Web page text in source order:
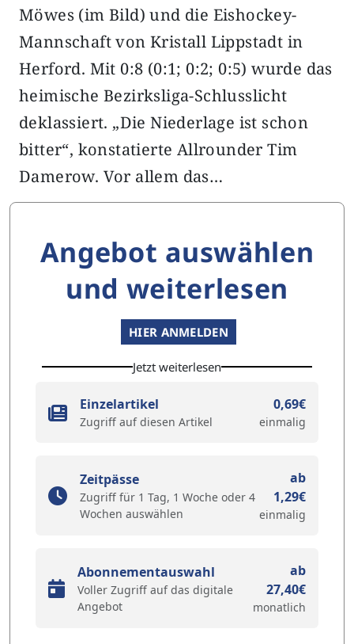
Möwes (im Bild) und die Eishockey-
Mannschaft von Kristall Lippstadt in
Herford. Mit 0:8 (0:1; 0:2; 0:5) wurde das
heimische Bezirksliga-Schlusslicht
deklassiert. „Die Niederlage ist schon
bitter“, konstatierte Allrounder Tim
Damerow. Vor allem das…
Angebot auswählen
und weiterlesen
HIER ANMELDEN
Jetzt weiterlesen
Einzelartikel
Zugriff auf diesen Artikel
0,69€
einmalig
Zeitpässe
Zugriff für 1 Tag, 1 Woche oder 4
Wochen auswählen
ab
1,29€
einmalig
Abonnementauswahl
Voller Zugriff auf das digitale
Angebot
ab
27,40€
monatlich